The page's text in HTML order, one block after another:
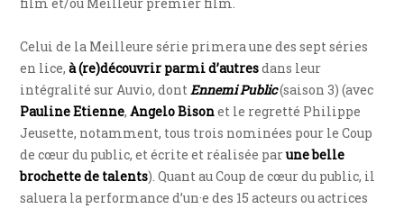
Celui de la Meilleure série primera une des sept séries
en lice,à (re)découvrir parmi d’autresdans leur
intégralité sur Auvio, dontEnnemi Public(saison 3) (avec
Pauline Etienne,Angelo Bisonet le regretté Philippe
Jeusette, notamment, tous trois nominées pour le Coup
de cœur du public, et écrite et réalisée parune belle
brochette de talents). Quant au Coup de cœur du public, il
saluera la performance d’un·e des 15 acteurs ou actrices